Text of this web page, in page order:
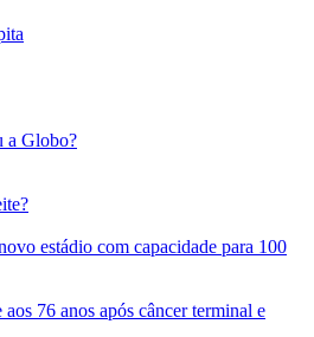
a Globo?
estádio com capacidade para 100
76 anos após câncer terminal e